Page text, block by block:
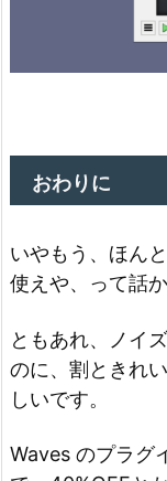
おわりに
いやもう、ほん
使えや、って話
ともあれ、ノイ
のに、割ときれ
しいです。
Waves のプラグ